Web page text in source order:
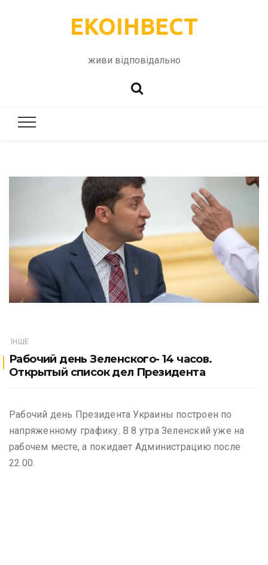
ЕКОІНВЕСТ
живи відповідально
ІНШЕ
Рабочий день Зеленского- 14 часов.
Открытый список дел Президента
Рабочий день Президента Украины построен по
напряженному графику. В 8 утра Зеленский уже на
рабочем месте, а покидает Администрацию после
22.00.